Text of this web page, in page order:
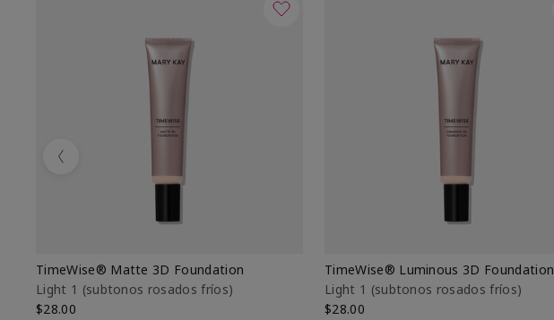
TimeWise® Matte 3D Foundation
Light 1​ (subtonos rosados fríos)
$28.00
TimeWise® Luminous 3D Foundation
Light 1​ (subtonos rosados fríos)
$28.00
Previous